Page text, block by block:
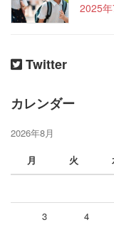
2025
Twitter
カレンダー
2026年8月
月
火
3 4